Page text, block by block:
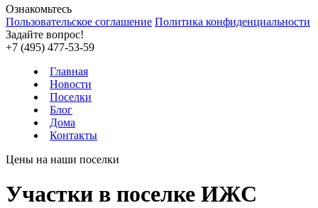
Ознакомьтесь
Пользовательское соглашение Политика конфиденциальности
Задайте вопрос!
+7 (495) 477-53-59
Главная
Новости
Поселки
Блог
Дома
Контакты
Цены на наши поселки
Участки в поселке ИЖС